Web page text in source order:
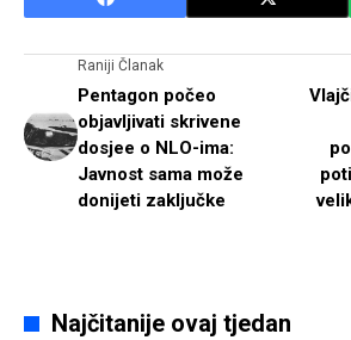
Raniji Članak
Pentagon počeo
objavljivati skrivene
dosjee o NLO-ima:
Javnost sama može
donijeti zaključke
Najčitanije ovaj tjedan